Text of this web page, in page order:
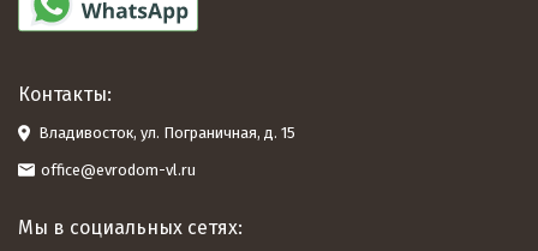
Контакты:
Владивосток, ул. Пограничная, д. 15
office@evrodom-vl.ru
Мы в социальных сетях: